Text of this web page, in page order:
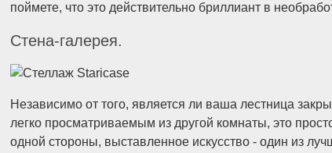
поймете, что это действительно бриллиант в
Стена-галерея.
Независимо от того, является ли ваша лестница
легко просматриваемым из другой комнаты, это
одной стороны, выставленное искусство - один из